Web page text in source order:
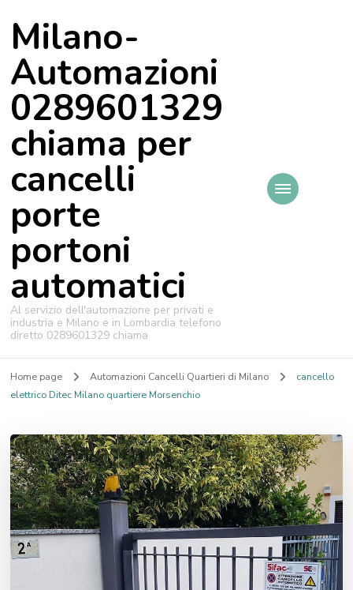
Milano-
Automazioni
0289601329
chiama per
cancelli
porte
portoni
automatici
Al servizio dell'automazione per privati e
industria e Milano e in Lombardia telefono
diretto 0289601329 chiama
Home page Automazioni Cancelli Quartieri di Milano
cancello
elettrico Ditec Milano quartiere Morsenchio